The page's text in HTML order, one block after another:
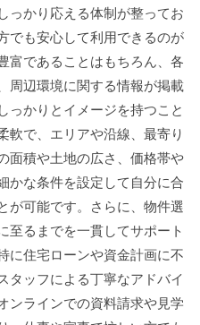
っかり応える体制が整ってお
でも安心して利用できるのが
富であることはもちろん、各
周辺環境に関する情報が掲載
っかりとイメージを持つこと
軟で、エリアや沿線、最寄り
面積や土地の広さ、価格帯や
かな条件を設定して自分に合
が可能です。さらに、物件選
至るまでを一貫してサポート
に住宅ローンや資金計画に不
タッフによる丁寧なアドバイ
ンラインでの資料請求や見学